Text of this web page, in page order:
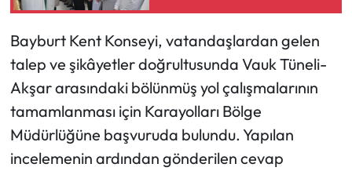
Bayburt Kent Konseyi, vatandaşlardan gelen
talep ve şikâyetler doğrultusunda Vauk Tüneli-
Akşar arasındaki bölünmüş yol çalışmalarının
tamamlanması için Karayolları Bölge
Müdürlüğüne başvuruda bulundu. Yapılan
incelemenin ardından gönderilen cevap
Sağlık
Turizm
Teknoloji